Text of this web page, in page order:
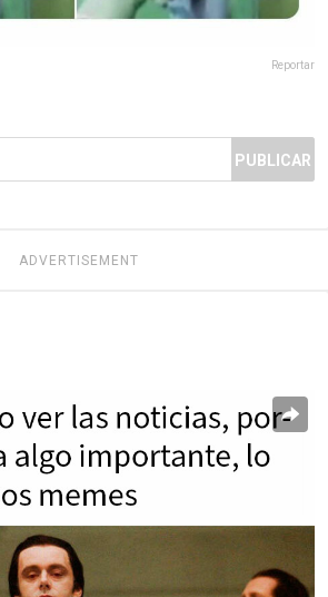
Reportar
PUBLICAR
ADVERTISEMENT